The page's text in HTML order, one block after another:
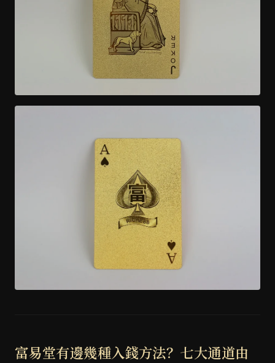
富易堂有邊幾種入錢方法？七大通道由